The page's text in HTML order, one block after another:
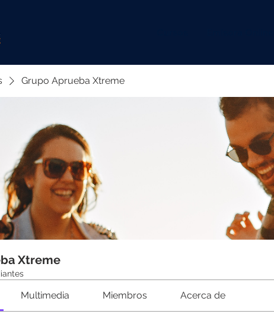
Grupo Aprueba Xtreme
Xtreme
Multimedia Miembros Acerca de